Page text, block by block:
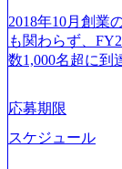
を取得 (https://
Xspear
化を支援 (https://
流工程、先端技
者】 ・専門領域
ジできる環境
日2時間15分ま
可能 子の看護休
単位で取得することも
度など】 独身寮
つの寮があり、
す。 ＜入居基準
までの通勤総時
19:30～ 所要時
意思不問・業界
業務内容、実際
イン説明会を開
業界の情報を集
&A業界にご興味
ちろん、情報収
2018年10月創業
も関わらず、
数1,000名超に到
成⻑を遂げてい
資も含めて売上
はITコンサルテ
応募期限
スケジュール